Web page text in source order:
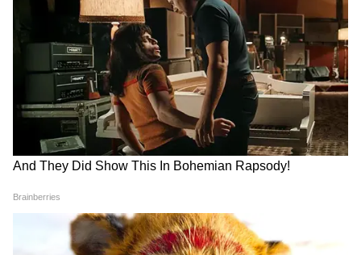
রাজ্য সরকারের সঙ্গে বৈঠকে কোনও সমাধান না
পাওয়া যায় তাহলে মঙ্গলবারের পূর্বনির্ধারিত
কর্মসূচি পালন করবে। অর্থাৎ অনশন যেমন চলছে
তেমনই চলবে। অন্যদিকে মঙ্গলবর রাজ্য স্বাস্থ্যক্ষেত্রে
যে সর্বাত্মক বনধের ডাক তাঁরা দিয়েছেন তাও
কার্যকর করা হবে।
DOWNLOAD APP